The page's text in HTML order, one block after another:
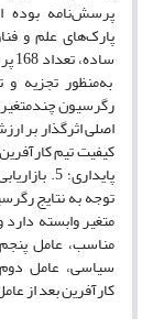
پرسش‌نامه بوده
پارک‌های علم و
به‌منظور تجزیه
رگرسیون
توجه به نتایج
متغیر وابسته
مناسب، عامل
سیاسی، عامل
کارآفرین بعد از